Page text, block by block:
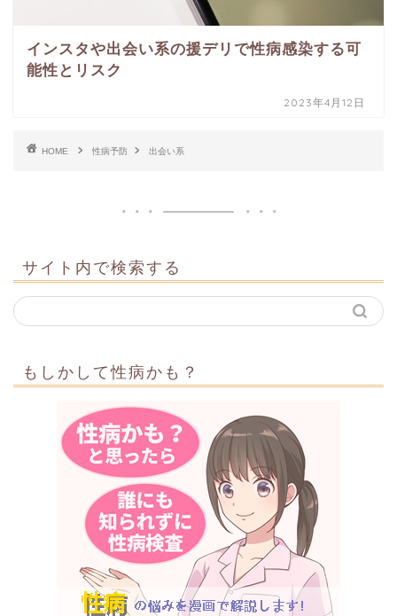
インスタや出会い系の援デリで性病感染する可
能性とリスク
2023年4月12日
HOME 性病予防 出会い系
サイト内で検索する
もしかして性病かも？